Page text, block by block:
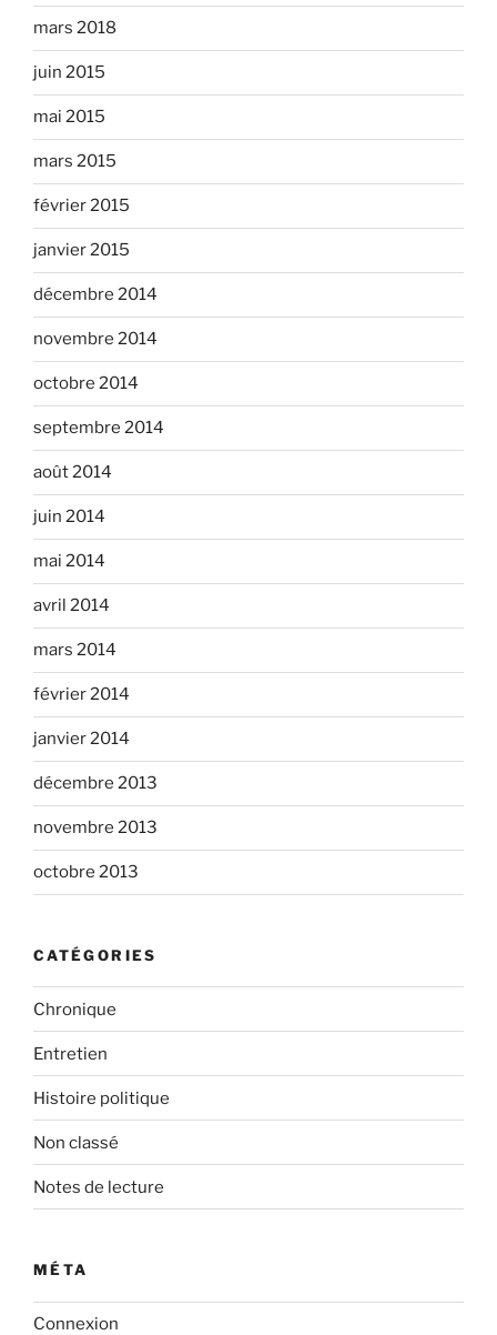
mars 2018
juin 2015
mai 2015
mars 2015
février 2015
janvier 2015
décembre 2014
novembre 2014
octobre 2014
septembre 2014
août 2014
juin 2014
mai 2014
avril 2014
mars 2014
février 2014
janvier 2014
décembre 2013
novembre 2013
octobre 2013
CATÉGORIES
Chronique
Entretien
Histoire politique
Non classé
Notes de lecture
MÉTA
Connexion